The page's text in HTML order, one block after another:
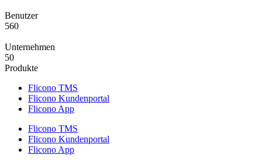
Benutzer
560
Unternehmen
50
Produkte
Flicono TMS
Flicono Kundenportal
Flicono App
Flicono TMS
Flicono Kundenportal
Flicono App